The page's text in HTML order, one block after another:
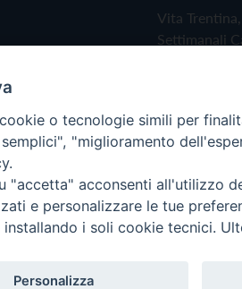
Vita
Settimanali
Privacy
riservati - Vita Trentina
o tecnologie simili per
"miglioramento
"accetta" acconsenti all'utilizzo
e personalizzare le tue
installando i soli cookie tecnici.
Personalizza